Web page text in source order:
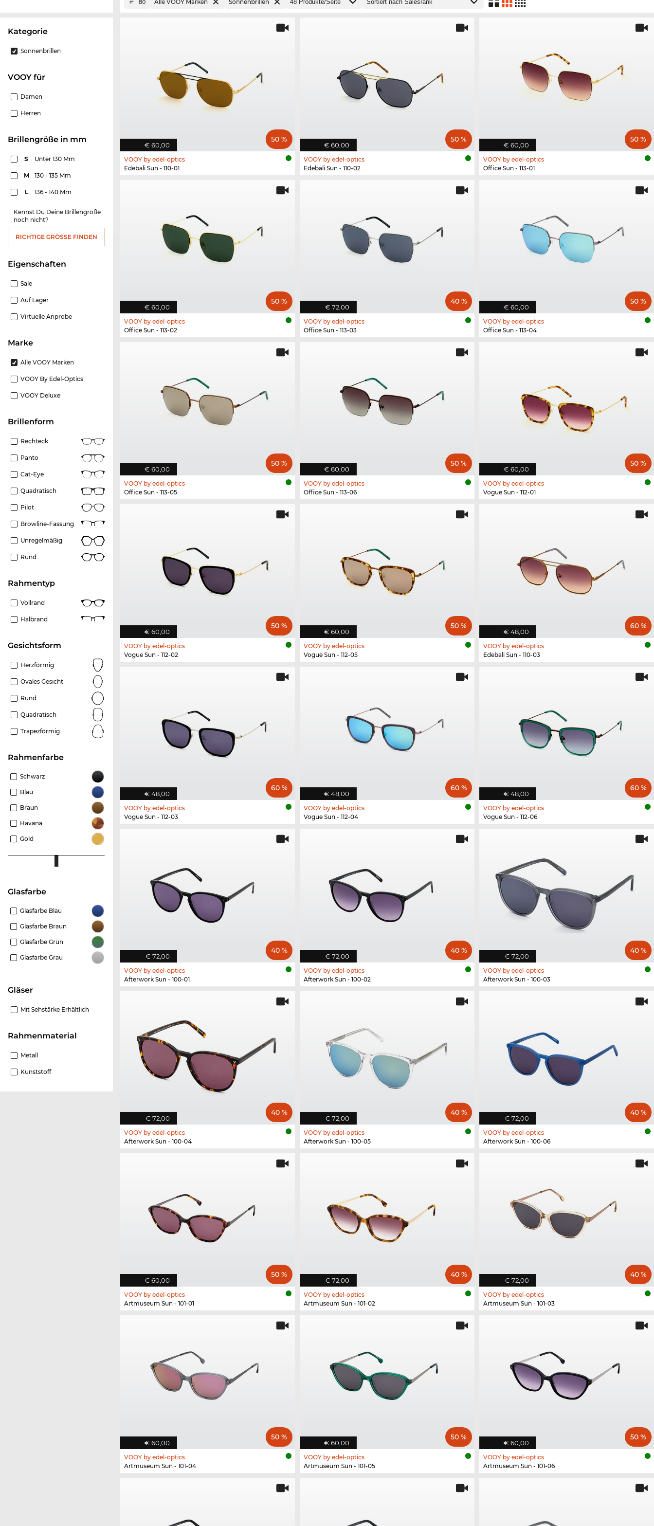
Kategorie
Sonnenbrillen
VOOY für
Damen
Herren
Brillengröße in mm
S Unter 130 Mm
M 130 - 135 Mm
L 136 - 140 Mm
Kennst Du Deine Brillengröße
noch nicht?
RICHTIGE GRÖSSE FINDEN
Eigenschaften
Sale
Auf Lager
Virtuelle Anprobe
Marke
Alle VOOY Marken
VOOY By Edel-Optics
VOOY Deluxe
Brillenform
Rechteck
Panto
Cat-Eye
Quadratisch
Pilot
Browline-Fassung
Unregelmäßig
Rund
Rahmentyp
Vollrand
Halbrand
Gesichtsform
Herzförmig
Ovales Gesicht
Rund
Quadratisch
Trapezförmig
Rahmenfarbe
Schwarz
Blau
Braun
Havana
Gold
Glasfarbe
Glasfarbe Blau
Glasfarbe Braun
Glasfarbe Grün
Glasfarbe Grau
Gläser
Mit Sehstärke Erhältlich
Rahmenmaterial
Metall
Kunststoff
80 Alle VOOY Marken Sonnenbrillen
€ 60,00
50 %
VOOY by edel-optics
Edebali Sun - 110-01
€ 60,00
50 %
VOOY by edel-optics
Edebali Sun - 110-02
€ 60,00
50 %
VOOY by edel-optics
Office Sun - 113-01
€ 60,00
50 %
VOOY by edel-optics
Office Sun - 113-02
€ 72,00
40 %
VOOY by edel-optics
Office Sun - 113-03
€ 60,00
50 %
VOOY by edel-optics
Office Sun - 113-04
€ 60,00
50 %
VOOY by edel-optics
Office Sun - 113-05
€ 60,00
50 %
VOOY by edel-optics
Office Sun - 113-06
€ 60,00
50 %
VOOY by edel-optics
Vogue Sun - 112-01
€ 60,00
50 %
VOOY by edel-optics
Vogue Sun - 112-02
€ 60,00
50 %
VOOY by edel-optics
Vogue Sun - 112-05
€ 48,00
60 %
VOOY by edel-optics
Edebali Sun - 110-03
€ 48,00
60 %
VOOY by edel-optics
Vogue Sun - 112-03
€ 48,00
60 %
VOOY by edel-optics
Vogue Sun - 112-04
€ 48,00
60 %
VOOY by edel-optics
Vogue Sun - 112-06
€ 72,00
40 %
VOOY by edel-optics
Afterwork Sun - 100-01
€ 72,00
40 %
VOOY by edel-optics
Afterwork Sun - 100-02
€ 72,00
40 %
VOOY by edel-optics
Afterwork Sun - 100-03
€ 72,00
40 %
VOOY by edel-optics
Afterwork Sun - 100-04
€ 72,00
40 %
VOOY by edel-optics
Afterwork Sun - 100-05
€ 72,00
40 %
VOOY by edel-optics
Afterwork Sun - 100-06
€ 60,00
50 %
VOOY by edel-optics
Artmuseum Sun - 101-01
€ 72,00
40 %
VOOY by edel-optics
Artmuseum Sun - 101-02
€ 72,00
40 %
VOOY by edel-optics
Artmuseum Sun - 101-03
€ 60,00
50 %
VOOY by edel-optics
Artmuseum Sun - 101-04
€ 60,00
50 %
VOOY by edel-optics
Artmuseum Sun - 101-05
€ 60,00
50 %
VOOY by edel-optics
Artmuseum Sun - 101-06